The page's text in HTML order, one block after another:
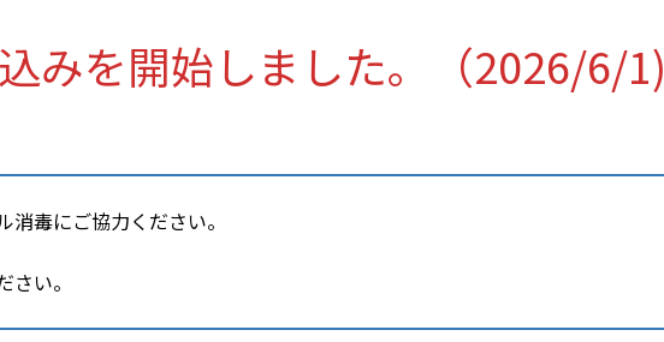
みを開始しました。（2026/6/1)
毒にご協力ください。
い。